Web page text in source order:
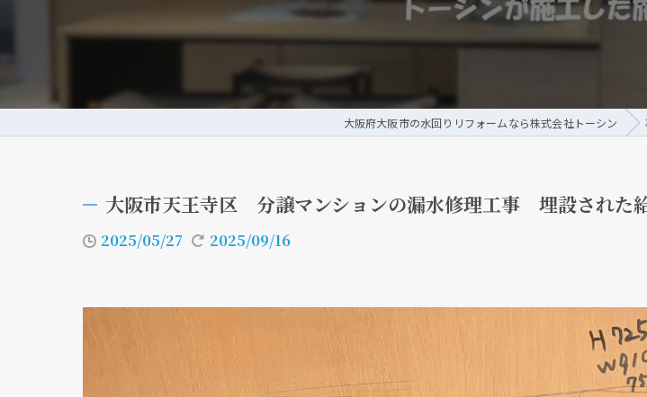
大阪府大阪市の水回りリフォームなら株式会社トーシン
大阪市天王寺区 分譲マンションの漏水修理工事 埋設された
2025/05/27 2025/09/16